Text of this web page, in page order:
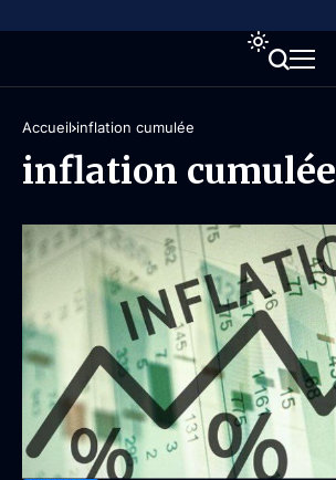
Accueil inflation cumulée
inflation cumulée